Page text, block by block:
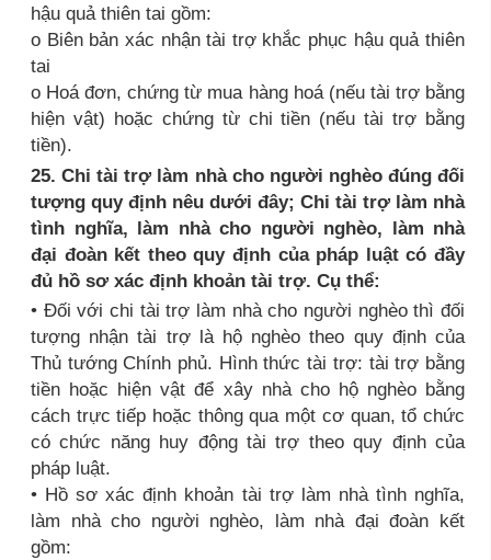
hậu quả thiên tai gồm:
o Biên bản xác nhận tài trợ khắc phục hậu quả thiên
tai
o Hoá đơn, chứng từ mua hàng hoá (nếu tài trợ bằng
hiện vật) hoặc chứng từ chi tiền (nếu tài trợ bằng
tiền).
25. Chi tài trợ làm nhà cho người nghèo đúng đối
tượng quy định nêu dưới đây; Chi tài trợ làm nhà
tình nghĩa, làm nhà cho người nghèo, làm nhà
đại đoàn kết theo quy định của pháp luật có đầy
đủ hồ sơ xác định khoản tài trợ. Cụ thể:
• Đối với chi tài trợ làm nhà cho người nghèo thì đối
tượng nhận tài trợ là hộ nghèo theo quy định của
Thủ tướng Chính phủ. Hình thức tài trợ: tài trợ bằng
tiền hoặc hiện vật để xây nhà cho hộ nghèo bằng
cách trực tiếp hoặc thông qua một cơ quan, tổ chức
có chức năng huy động tài trợ theo quy định của
pháp luật.
• Hồ sơ xác định khoản tài trợ làm nhà tình nghĩa,
làm nhà cho người nghèo, làm nhà đại đoàn kết
gồm: